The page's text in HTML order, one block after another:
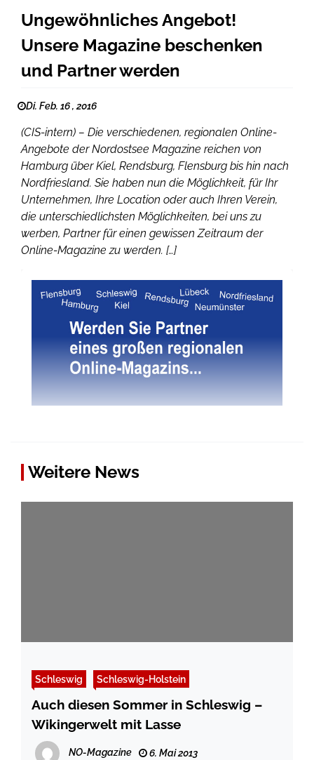
Ungewöhnliches Angebot!
Unsere Magazine beschenken
und Partner werden
Di. Feb. 16 , 2016
(CIS-intern) – Die verschiedenen, regionalen Online-
Angebote der Nordostsee Magazine reichen von
Hamburg über Kiel, Rendsburg, Flensburg bis hin nach
Nordfriesland. Sie haben nun die Möglichkeit, für Ihr
Unternehmen, Ihre Location oder auch Ihren Verein,
die unterschiedlichsten Möglichkeiten, bei uns zu
werben, Partner für einen gewissen Zeitraum der
Online-Magazine zu werden. […]
Weitere News
Schleswig Schleswig-Holstein
Auch diesen Sommer in Schleswig –
Wikingerwelt mit Lasse
NO-Magazine 6. Mai 2013